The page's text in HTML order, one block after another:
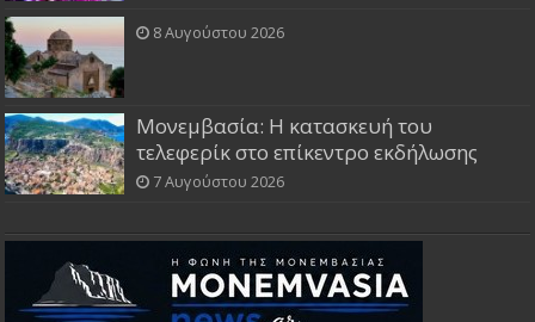
8 Αυγούστου 2026
Μονεμβασία: Η κατασκευή του
τελεφερίκ στο επίκεντρο εκδήλωσης
7 Αυγούστου 2026